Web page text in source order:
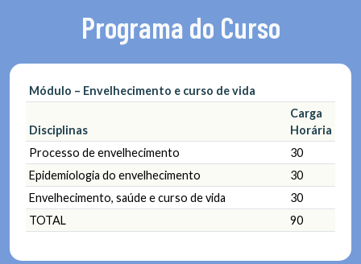
Programa do Curso
Módulo – Envelhecimento e curso de vida
Disciplinas
Carga
Horária
Processo de envelhecimento
30
Epidemiologia do envelhecimento
30
Envelhecimento, saúde e curso de vida
30
TOTAL
90